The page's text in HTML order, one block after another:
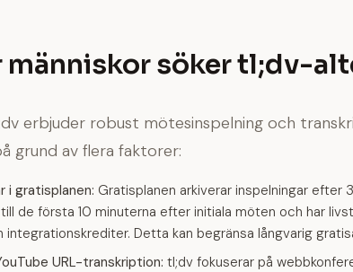
människor söker tl;dv-
erbjuder robust mötesinspelning och
grund av flera faktorer:
i gratisplanen: Gratisplanen arkiverar inspelningar efter
de första 10 minuterna efter initiala möten och har
Detta kan begränsa långvarig
URL-transkription: tl;dv fokuserar på